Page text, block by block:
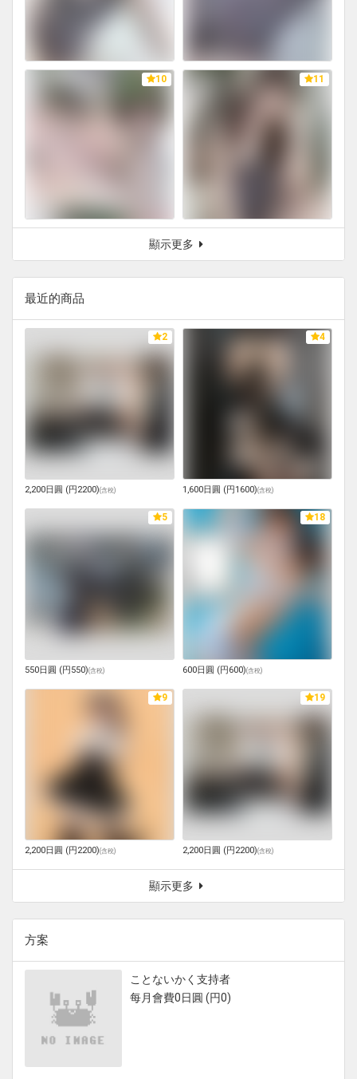
10 11
顯示更多
最近的商品
2
2,200日圓 (円2200)(含稅)
4
1,600日圓 (円1600)(含稅)
5
550日圓 (円550)(含稅)
18
600日圓 (円600)(含稅)
9
2,200日圓 (円2200)(含稅)
19
2,200日圓 (円2200)(含稅)
顯示更多
方案
ことないかく支持者
每月會費0日圓 (円0)